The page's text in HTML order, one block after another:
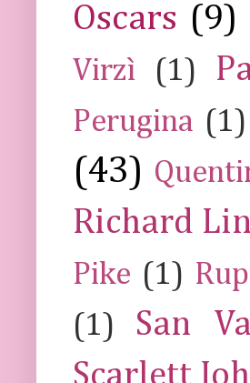
Oscars (9)
Virzì
(1)
Perugina (1)
(43)
Richard
Pike (1)
(1)
San